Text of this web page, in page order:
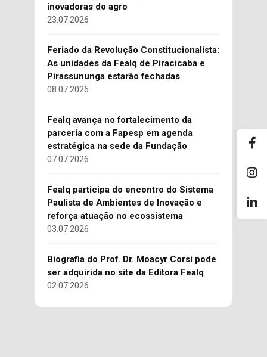
inovadoras do agro
23.07.2026
Feriado da Revolução Constitucionalista:
As unidades da Fealq de Piracicaba e
Pirassununga estarão fechadas
08.07.2026
Fealq avança no fortalecimento da
parceria com a Fapesp em agenda
estratégica na sede da Fundação
07.07.2026
Fealq participa do encontro do Sistema
Paulista de Ambientes de Inovação e
reforça atuação no ecossistema
03.07.2026
Biografia do Prof. Dr. Moacyr Corsi pode
ser adquirida no site da Editora Fealq
02.07.2026